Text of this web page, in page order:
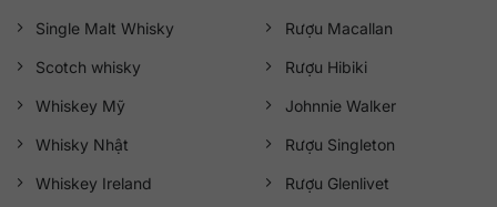
Single Malt Whisky
Scotch whisky
Whiskey Mỹ
Whisky Nhật
Whiskey Ireland
Rượu Macallan
Rượu Hibiki
Johnnie Walker
Rượu Singleton
Rượu Glenlivet